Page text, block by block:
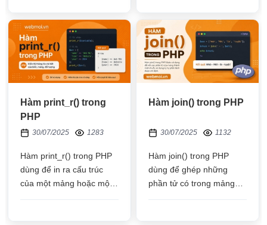
chấm
Hàm print_r() trong
PHP
30/07/2025 1283
Hàm print_r() trong PHP
dùng để in ra cấu trúc
của một mảng hoặc một
Hàm join() trong PHP
30/07/2025 1132
Hàm join() trong PHP
dùng để ghép những
phần tử có trong mảng